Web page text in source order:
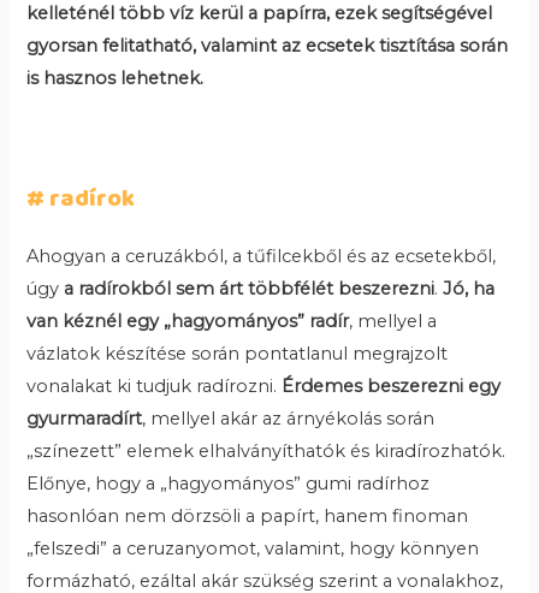
kelleténél több víz kerül a papírra, ezek segítségével
gyorsan felitatható, valamint az ecsetek tisztítása során
is hasznos lehetnek.
# radírok
Ahogyan a ceruzákból, a tűfilcekből és az ecsetekből,
úgy a radírokból sem árt többfélét beszerezni.Jó, ha
van kéznél egy „hagyományos” radír, mellyel a
vázlatok készítése során pontatlanul megrajzolt
vonalakat ki tudjuk radírozni. Érdemes beszerezni egy
gyurmaradírt, mellyel akár az árnyékolás során
„színezett” elemek elhalványíthatók és kiradírozhatók.
Előnye, hogy a „hagyományos” gumi radírhoz
hasonlóan nem dörzsöli a papírt, hanem finoman
„felszedi” a ceruzanyomot, valamint, hogy könnyen
formázható, ezáltal akár szükség szerint a vonalakhoz,